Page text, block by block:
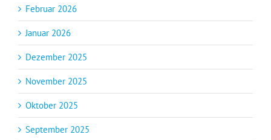
Februar 2026
Januar 2026
Dezember 2025
November 2025
Oktober 2025
September 2025